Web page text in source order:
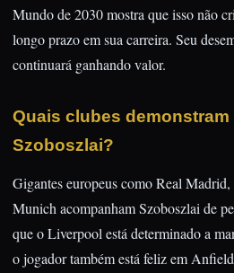
Mundo de 2030 mostra que isso não
longo prazo em sua carreira. Seu
continuará ganhando valor.
Quais clubes demonstram
Szoboszlai?
Gigantes europeus como Real
Munich acompanham Szoboszlai de
que o Liverpool está determinado a
o jogador também está feliz em